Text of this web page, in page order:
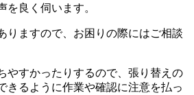
良く伺います。
りますので、お困りの際にはご相談
やすかったりするので、張り替えの
きるように作業や確認に注意を払っ